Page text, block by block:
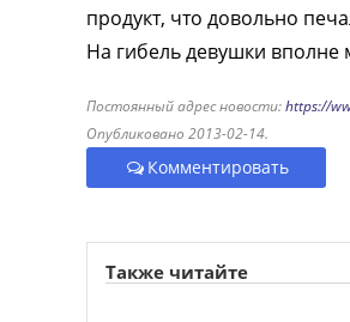
продукт, что довольно
На гибель девушки вполне
Постоянный адрес новости:https://
Опубликовано 2013-02-14.
Комментировать
Также читайте